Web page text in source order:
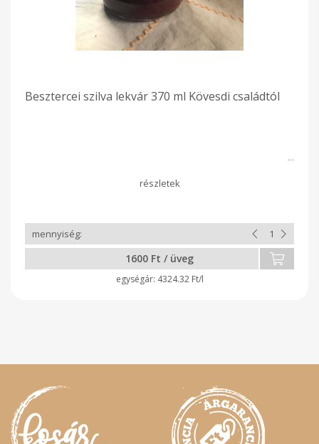
Besztercei szilva lekvár 370 ml Kövesdi családtól
1600 Ft / üveg
4324.32 Ft/l